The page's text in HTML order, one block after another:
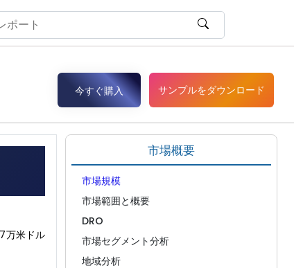
今すぐ購入 サンプルをダウンロード
万米ドル
市場概要
市場規模
市場範囲と概要
DRO
市場セグメント分析
地域分析